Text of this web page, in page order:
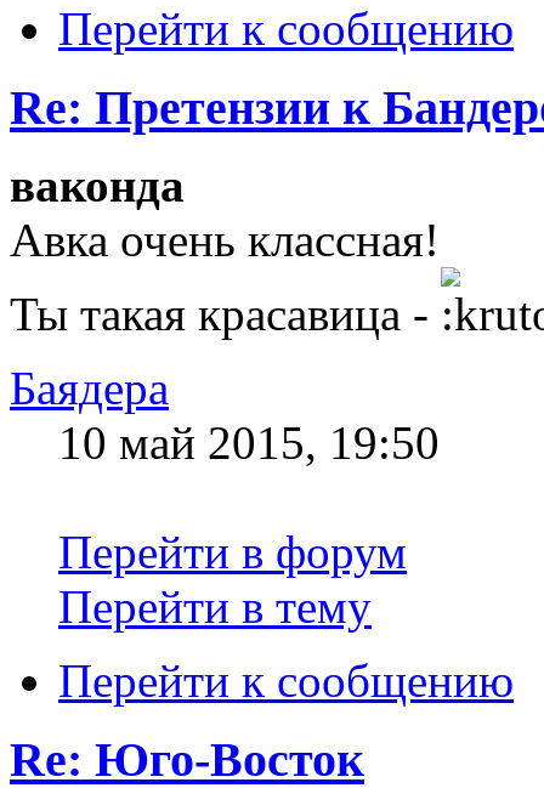
Перейти к сообщению
Re: Претензии к
ваконда
Авка очень классная!
Ты такая красавица -
Баядера
10 май 2015, 19:50
Перейти в форум
Перейти в тему
Перейти к сообщению
Re: Юго-Восток